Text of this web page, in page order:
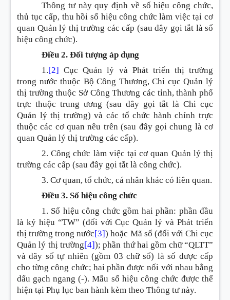
Thông tư này quy định về số hiệu công chức,
thủ tục cấp, thu hồi số hiệu công chức làm việc tại cơ
quan Quản lý thị trường các cấp (sau đây gọi tắt là số
hiệu công chức).
Điều 2. Đối tượng áp dụng
1.[2] Cục Quản lý và Phát triển thị trường
trong nước thuộc Bộ Công Thương, Chi cục Quản lý
thị trường thuộc Sở Công Thương các tỉnh, thành phố
trực thuộc trung ương (sau đây gọi tắt là Chi cục
Quản lý thị trường) và các tổ chức hành chính trực
thuộc các cơ quan nêu trên (sau đây gọi chung là cơ
quan Quản lý thị trường các cấp).
2. Công chức làm việc tại cơ quan Quản lý thị
trường các cấp (sau đây gọi tắt là công chức).
3. Cơ quan, tổ chức, cá nhân khác có liên quan.
Điều 3. Số hiệu công chức
1. Số hiệu công chức gồm hai phần: phần đầu
là ký hiệu “TW” (đối với Cục Quản lý và Phát triển
thị trường trong nước[3]) hoặc Mã số (đối với Chi cục
Quản lý thị trường[4]); phần thứ hai gồm chữ “QLTT”
và dãy số tự nhiên (gồm 03 chữ số) là số được cấp
cho từng công chức; hai phần được nối với nhau bằng
dấu gạch ngang (-). Mẫu số hiệu công chức được thể
hiện tại Phụ lục ban hành kèm theo Thông tư này.